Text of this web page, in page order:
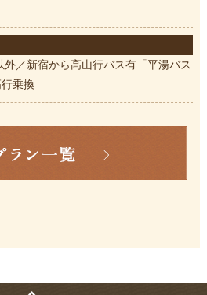
／新宿から高山行バス有「平湯バス
乗換